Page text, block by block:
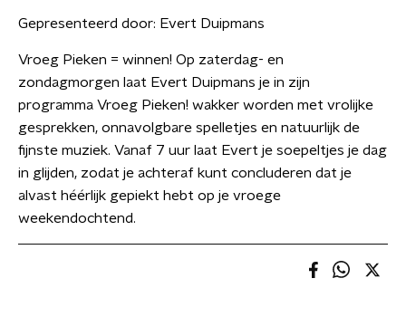
Gepresenteerd door: Evert Duipmans
Vroeg Pieken = winnen! Op zaterdag- en
zondagmorgen laat Evert Duipmans je in zijn
programma Vroeg Pieken! wakker worden met vrolijke
gesprekken, onnavolgbare spelletjes en natuurlijk de
fijnste muziek. Vanaf 7 uur laat Evert je soepeltjes je dag
in glijden, zodat je achteraf kunt concluderen dat je
alvast héérlijk gepiekt hebt op je vroege
weekendochtend.